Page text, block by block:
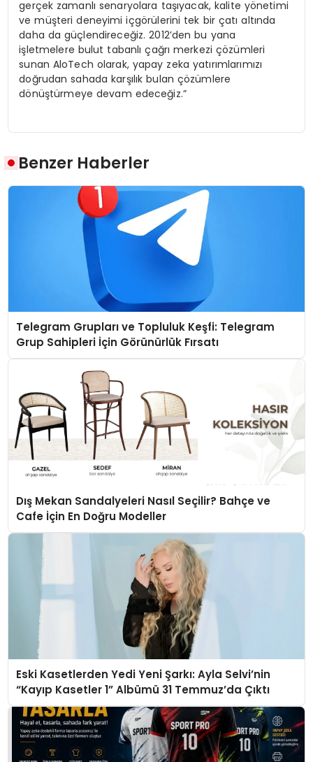
gerçek zamanlı senaryolara taşıyacak, kalite yönetimi
ve müşteri deneyimi içgörülerini tek bir çatı altında
daha da güçlendireceğiz. 2012’den bu yana
işletmelere bulut tabanlı çağrı merkezi çözümleri
sunan AloTech olarak, yapay zeka yatırımlarımızı
doğrudan sahada karşılık bulan çözümlere
dönüştürmeye devam edeceğiz.”
Benzer Haberler
Telegram Grupları ve Topluluk Keşfi: Telegram
Grup Sahipleri İçin Görünürlük Fırsatı
Dış Mekan Sandalyeleri Nasıl Seçilir? Bahçe ve
Cafe İçin En Doğru Modeller
Eski Kasetlerden Yedi Yeni Şarkı: Ayla Selvi’nin
“Kayıp Kasetler 1” Albümü 31 Temmuz’da Çıktı